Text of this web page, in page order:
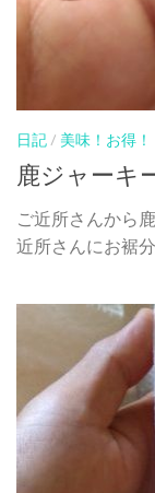
日記/ 美味！お得！
鹿ジャーキ
ご近所さんから
近所さんにお裾